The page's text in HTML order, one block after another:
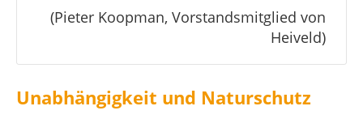
(Pieter Koopman, Vorstandsmitglied von
Heiveld)
Unabhängigkeit und Naturschutz